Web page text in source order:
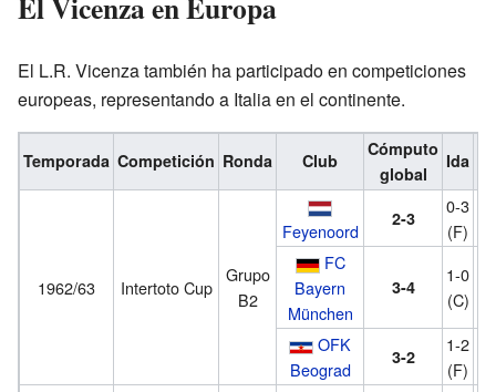
El L.R. Vicenza también ha participado en competiciones
europeas, representando a Italia en el continente.
Temporada Competición Ronda Club
Cómputo
global
Ida
1962/63 Intertoto Cup
Grupo
B2
Feyenoord
2-3
0-3
(F)
FC
Bayern
München
3-4
1-0
(C)
OFK
Beograd
3-2
1-2
(F)